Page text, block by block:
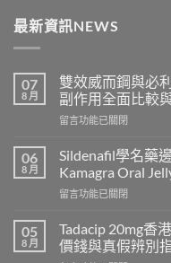
最新資訊NEWS
07
8 月
雙效威而鋼與必
副作用全面比較
在
效
威
而
鋼
必
利
勁
留言功能已關閉
06
8 月
Sildenafil學名藥
Kamagra Oral
在
學
名
藥
留言功能已關閉
05
8 月
Tadacip 20mg香
價錢與真假辨別